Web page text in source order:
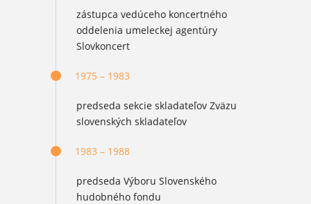
zástupca vedúceho koncertného
oddelenia umeleckej agentúry
Slovkoncert
1975 – 1983
predseda sekcie skladateľov Zväzu
slovenských skladateľov
1983 – 1988
predseda Výboru Slovenského
hudobného fondu